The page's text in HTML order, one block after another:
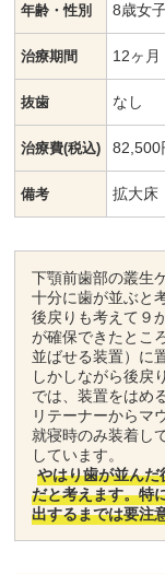
年齢・性別 8歳女
治療期間 12ヶ月
抜歯 なし
治療費(税込) 82,500
備考 拡大床
下顎前歯部の叢生
十分に歯が並ぶと
後戻りも考えて９
が確保できたとこ
並ばせる装置）に
しかしながら後戻
では、装置をはめ
リテーナーからマ
就寝時のみ装着し
しています。
やはり歯が並ん
だと考えます。特
出するまでは要注